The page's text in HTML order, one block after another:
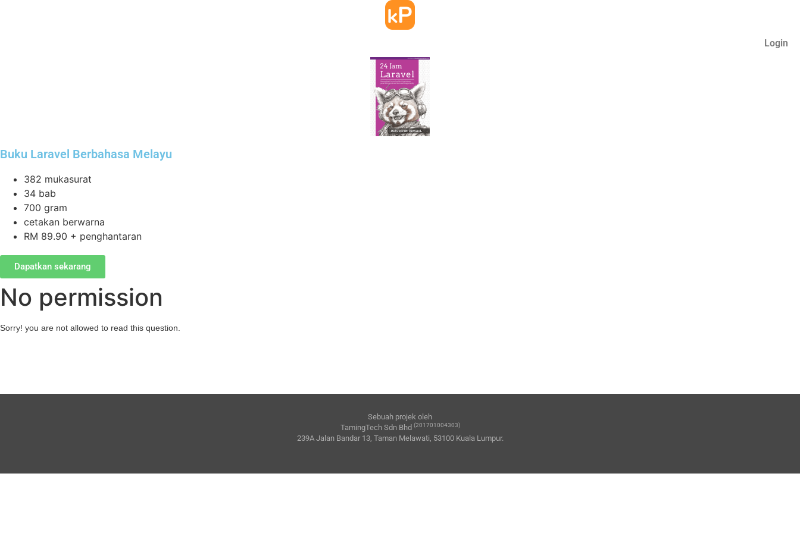
Login
Buku Laravel Berbahasa Melayu
382 mukasurat
34 bab
700 gram
cetakan berwarna
RM 89.90 + penghantaran
Dapatkan sekarang
No permission
Sorry! you are not allowed to read this question.
Sebuah projek oleh
TamingTech Sdn Bhd (201701004303)
239A Jalan Bandar 13, Taman Melawati, 53100 Kuala Lumpur.